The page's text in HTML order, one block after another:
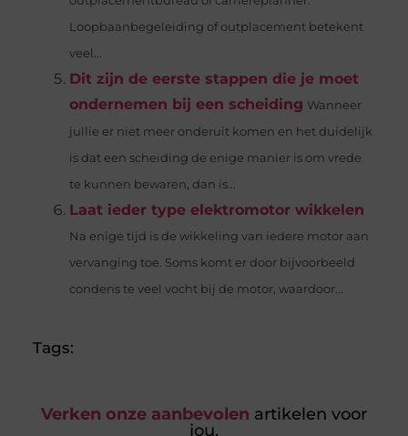
Loopbaanbegeleiding of outplacement betekent
veel...
Dit zijn de eerste stappen die je moet
ondernemen bij een scheiding Wanneer
jullie er niet meer onderuit komen en het duidelijk
is dat een scheiding de enige manier is om vrede
te kunnen bewaren, dan is...
Laat ieder type elektromotor wikkelen
Na enige tijd is de wikkeling van iedere motor aan
vervanging toe. Soms komt er door bijvoorbeeld
condens te veel vocht bij de motor, waardoor...
Tags:
Verken onze aanbevolen artikelen voor
jou.